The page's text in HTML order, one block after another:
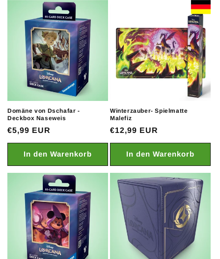
Domäne von Dschafar -
Deckbox Naseweis
Normaler
Preis
€5,99 EUR
In den Warenkorb
Winterzauber- Spielmatte
Malefiz
Normaler
Preis
€12,99 EUR
In den Warenkorb